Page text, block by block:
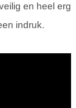
en heel erg
indruk.